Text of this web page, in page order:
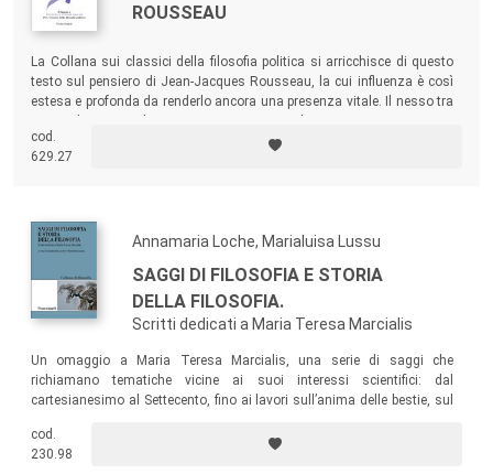
ROUSSEAU
La Collana sui classici della filosofia politica si arricchisce di questo
testo sul pensiero di Jean-Jacques Rousseau, la cui influenza è così
estesa e profonda da renderlo ancora una presenza vitale. Il nesso tra
filtrato attraverso il romanzo pedagogico o il romanzo che ci narra di
Julie e Saint-Preux o la singolare “storia dell’anima” iniziata con le
cod.
629.27
Annamaria Loche, Marialuisa Lussu
SAGGI DI FILOSOFIA E STORIA
DELLA FILOSOFIA.
Scritti dedicati a Maria Teresa Marcialis
Un omaggio a Maria Teresa Marcialis, una serie di saggi che
richiamano tematiche vicine ai suoi interessi scientifici: dal
cartesianesimo al Settecento, fino ai lavori sull’anima delle bestie, sul
su significativi momenti della filosofia in Italia e su aspetti rilevanti del
dibattito contemporaneo.
cod.
230.98